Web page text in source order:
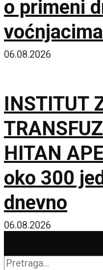
o primeni
voćnjacima
06.08.2026
INSTITUT
HITAN
oko 300
dnevno
06.08.2026